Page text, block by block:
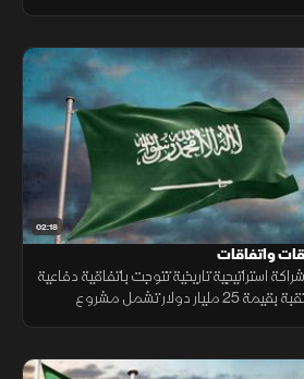
02:18
واتفاقات
استراتيجية تاريخية تتوجت باتفاقية دفاعية
عام 2025، واستثمارات مرتقبة بقيمة 25 مليار دولار تشمل مشروع